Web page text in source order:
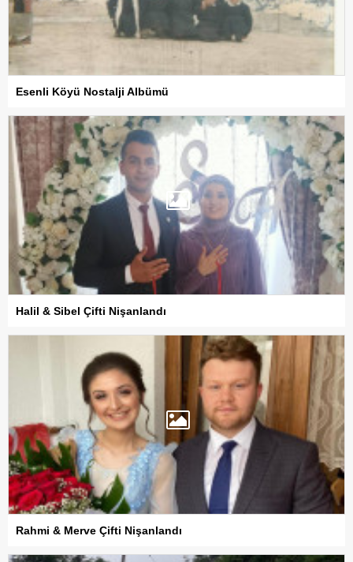
Esenli Köyü Nostalji Albümü
Halil & Sibel Çifti Nişanlandı
Rahmi & Merve Çifti Nişanlandı